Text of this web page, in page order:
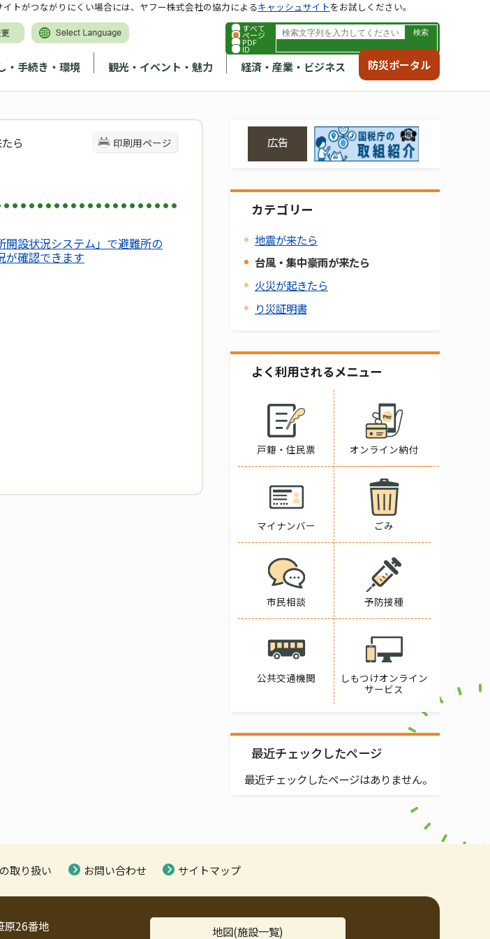
すべて
ページ
PDF
ID
・手続き・環境 観光・イベント・魅力 経済・産業・ビジネス 防災ポータル
イトがつながりにくい場合には、ヤフー株式会社の協力によるキャッシュサイトをお試しください。
印刷用ページ
ら
開設状況システム」で避難所の
が確認できます
広告
カテゴリー
地震が来たら
台風・集中豪雨が来たら
火災が起きたら
り災証明書
よく利用されるメニュー
戸籍・住民票 オンライン納付
マイナンバー ごみ
市民相談 予防接種
公共交通機関
しもつけオンライン
サービス
最近チェックしたページ
最近チェックしたページはありません。
取り扱い お問い合わせ サイトマップ
原26番地
地図(施設一覧)